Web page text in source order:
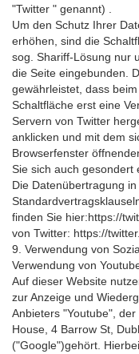
"Twitter " genannt) .
Um den Schutz Ihrer
erhöhen, sind die
sog. Shariff-Lösung nur
die Seite eingebunden.
gewährleistet, dass
Schaltfläche erst eine
Servern von Twitter
anklicken und mit dem
Browserfenster
Sie sich auch gesondert
Die Datenübertragung
finden Sie hier:https://
von Twitter: https://
9. Verwendung von
Verwendung von
Auf dieser Website
zur Anzeige und
Anbieters "Youtube",
House, 4 Barrow St,
("Google")gehört.